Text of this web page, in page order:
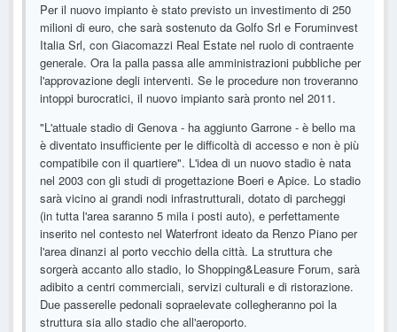
Per il nuovo impianto è stato previsto un investimento di 250
milioni di euro, che sarà sostenuto da Golfo Srl e Foruminvest
Italia Srl, con Giacomazzi Real Estate nel ruolo di contraente
generale. Ora la palla passa alle amministrazioni pubbliche per
l'approvazione degli interventi. Se le procedure non troveranno
intoppi burocratici, il nuovo impianto sarà pronto nel 2011.
"L'attuale stadio di Genova - ha aggiunto Garrone - è bello ma
è diventato insufficiente per le difficoltà di accesso e non è più
compatibile con il quartiere". L'idea di un nuovo stadio è nata
nel 2003 con gli studi di progettazione Boeri e Apice. Lo stadio
sarà vicino ai grandi nodi infrastrutturali, dotato di parcheggi
(in tutta l'area saranno 5 mila i posti auto), e perfettamente
inserito nel contesto nel Waterfront ideato da Renzo Piano per
l'area dinanzi al porto vecchio della città. La struttura che
sorgerà accanto allo stadio, lo Shopping&Leasure Forum, sarà
adibito a centri commerciali, servizi culturali e di ristorazione.
Due passerelle pedonali sopraelevate collegheranno poi la
struttura sia allo stadio che all'aeroporto.